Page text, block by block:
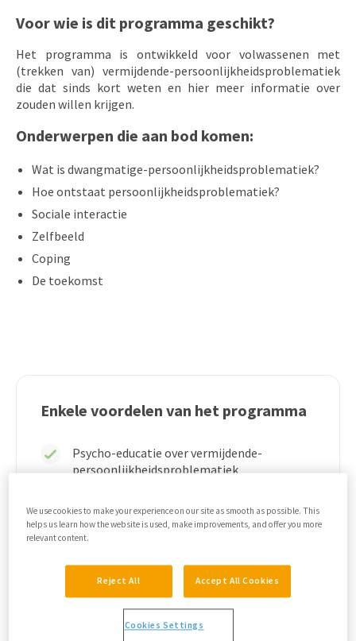
Voor wie is dit programma geschikt?
Het programma is ontwikkeld voor volwassenen met
(trekken van) vermijdende-persoonlijkheidsproblematiek
die dat sinds kort weten en hier meer informatie over
zouden willen krijgen.
Onderwerpen die aan bod komen:
Wat is dwangmatige-persoonlijkheidsproblematiek?
Hoe ontstaat persoonlijkheidsproblematiek?
Sociale interactie
Zelfbeeld
Coping
De toekomst
Enkele voordelen van het programma
Psycho-educatie over vermijdende-
persoonlijkheidsproblematiek
behandeling
Programma voor de sociale omgeving
problematiek
Inzichtgevende opdrachten
Kort en overzichtelijk programma
We use cookies to make your experience on our site as smooth as possible. This
helps us learn how the website is used, make improvements, and offer you more
relevant content.
Reject All Accept All Cookies
Cookies Settings